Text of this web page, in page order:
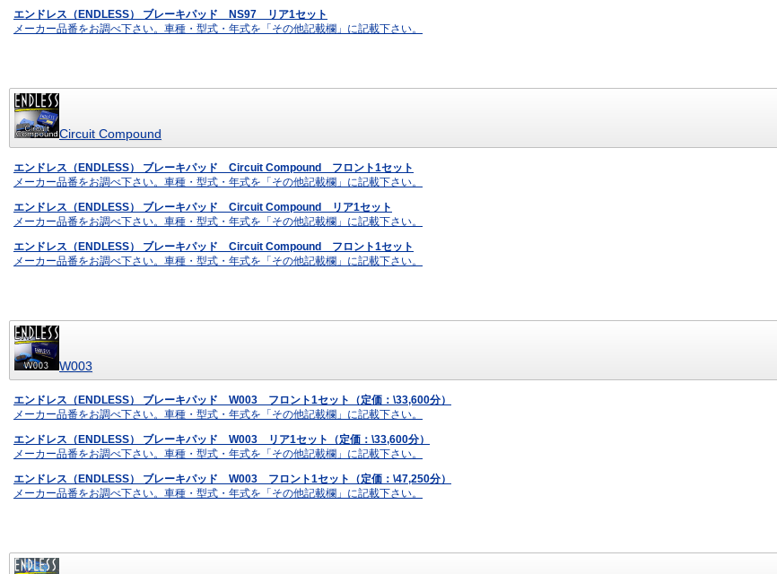
エンドレス（ENDLESS） ブレーキパッド NS97 リア1セット
メーカー品番をお調べ下さい。車種・型式・年式を「その他記載欄」に記載下さい。
Circuit Compound
エンドレス（ENDLESS） ブレーキパッド Circuit Compound フロント1セット
メーカー品番をお調べ下さい。車種・型式・年式を「その他記載欄」に記載下さい。
エンドレス（ENDLESS） ブレーキパッド Circuit Compound リア1セット
メーカー品番をお調べ下さい。車種・型式・年式を「その他記載欄」に記載下さい。
エンドレス（ENDLESS） ブレーキパッド Circuit Compound フロント1セット
メーカー品番をお調べ下さい。車種・型式・年式を「その他記載欄」に記載下さい。
W003
エンドレス（ENDLESS） ブレーキパッド W003 フロント1セット（定価：\33,600分）
メーカー品番をお調べ下さい。車種・型式・年式を「その他記載欄」に記載下さい。
エンドレス（ENDLESS） ブレーキパッド W003 リア1セット（定価：\33,600分）
メーカー品番をお調べ下さい。車種・型式・年式を「その他記載欄」に記載下さい。
エンドレス（ENDLESS） ブレーキパッド W003 フロント1セット（定価：\47,250分）
メーカー品番をお調べ下さい。車種・型式・年式を「その他記載欄」に記載下さい。